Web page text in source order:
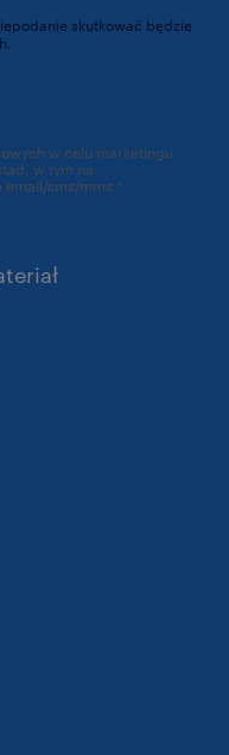
skutkować będzie
w celu marketingu
w tym na
sms/mms. *